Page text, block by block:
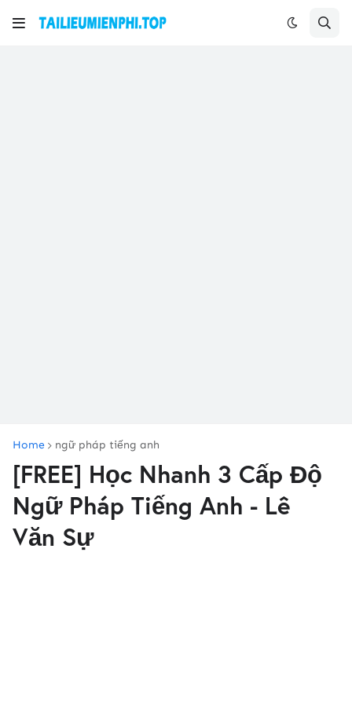
Home ngữ pháp tiếng anh
[FREE] Học Nhanh 3 Cấp Độ
Ngữ Pháp Tiếng Anh - Lê
Văn Sự